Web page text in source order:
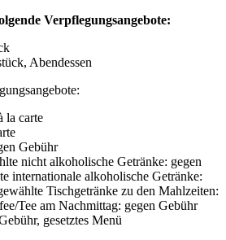
Verpflegungsangebote:
Abendessen
la carte
Gebühr
nicht alkoholische Getränke: gegen
internationale alkoholische Getränke:
Tischgetränke zu den Mahlzeiten:
Tee am Nachmittag: gegen Gebühr
gesetztes Menü